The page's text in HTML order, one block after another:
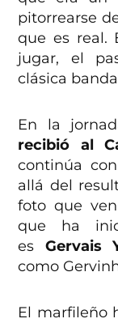
pitorrearse
que es real.
jugar, el
clásica
En la
recibió al
continúa
allá del
foto que
que ha
es Gervais
como
El marfileño